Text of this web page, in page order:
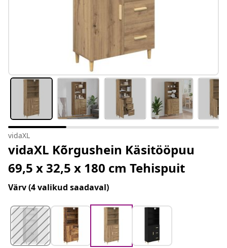
vidaXL
vidaXL Kõrgushein Käsitööpuu
69,5 x 32,5 x 180 cm Tehispuit
Värv(4 valikud saadaval)